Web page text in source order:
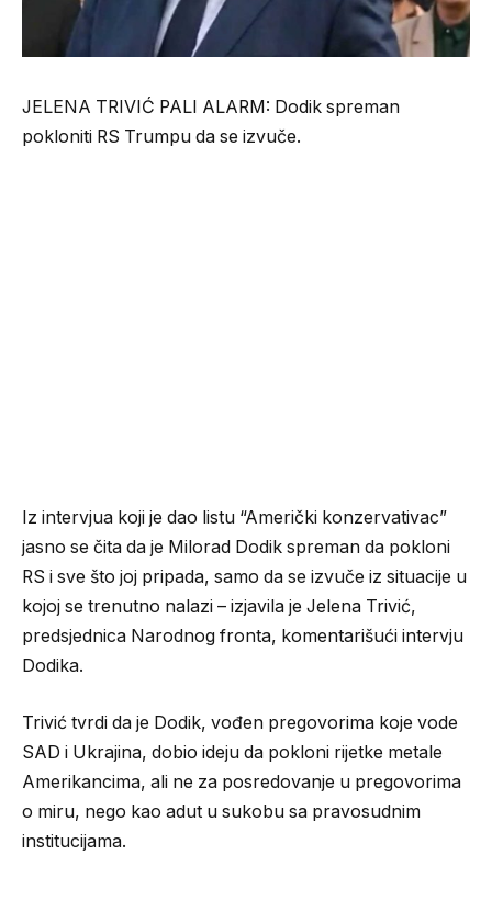
JELENA TRIVIĆ PALI ALARM: Dodik spreman
pokloniti RS Trumpu da se izvuče.
Iz intervjua koji je dao listu “Američki konzervativac”
jasno se čita da je Milorad Dodik spreman da pokloni
RS i sve što joj pripada, samo da se izvuče iz situacije u
kojoj se trenutno nalazi – izjavila je Jelena Trivić,
predsjednica Narodnog fronta, komentarišući intervju
Dodika.
Trivić tvrdi da je Dodik, vođen pregovorima koje vode
SAD i Ukrajina, dobio ideju da pokloni rijetke metale
Amerikancima, ali ne za posredovanje u pregovorima
o miru, nego kao adut u sukobu sa pravosudnim
institucijama.